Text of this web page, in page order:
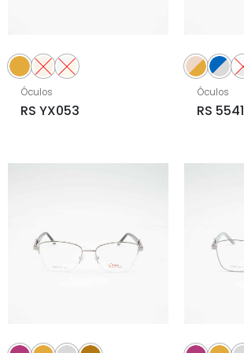
Óculos
RS YX053
Óculos
RS 5541